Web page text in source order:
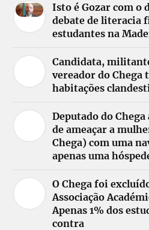
Isto é Gozar com o
debate de literacia
estudantes na
Candidata,
vereador do
habitações
Deputado do
de ameaçar a
Chega) com uma
apenas uma
O Chega foi
Associação
Apenas 1% dos
contra